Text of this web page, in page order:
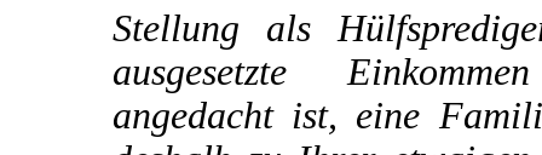
Stellung als
ausgesetzte
angedacht ist, eine